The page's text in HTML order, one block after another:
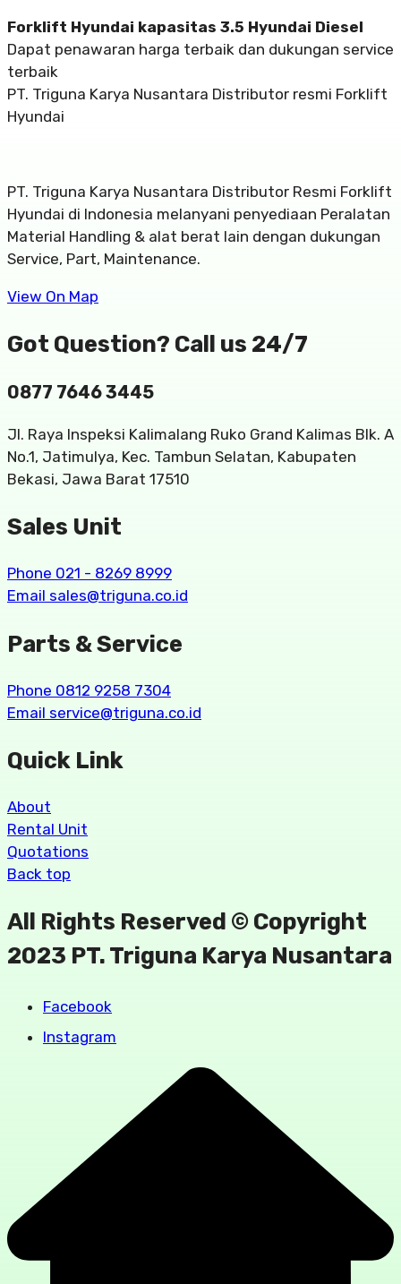
Forklift Hyundai kapasitas 3.5 Hyundai Diesel
Dapat penawaran harga terbaik dan dukungan service
terbaik
PT. Triguna Karya Nusantara Distributor resmi Forklift
Hyundai
PT. Triguna Karya Nusantara Distributor Resmi Forklift
Hyundai di Indonesia melanyani penyediaan Peralatan
Material Handling & alat berat lain dengan dukungan
Service, Part, Maintenance.
View On Map
Got Question? Call us 24/7
0877 7646 3445
Jl. Raya Inspeksi Kalimalang Ruko Grand Kalimas Blk. A
No.1, Jatimulya, Kec. Tambun Selatan, Kabupaten
Bekasi, Jawa Barat 17510
Sales Unit
Phone 021 - 8269 8999
Email sales@triguna.co.id
Parts & Service
Phone 0812 9258 7304
Email service@triguna.co.id
Quick Link
About
Rental Unit
Quotations
Back top
All Rights Reserved © Copyright
2023 PT. Triguna Karya Nusantara
Facebook
Instagram